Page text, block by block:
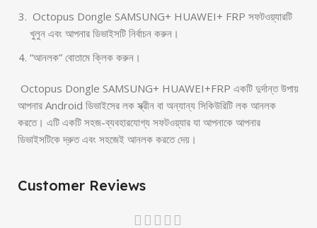
Octopus Dongle SAMSUNG+ HUAWEI+ FRP সফটওয়্যারটি
খুলুন এবং আপনার ডিভাইসটি নির্বাচন করুন।
“আনলক” বোতামে ক্লিক করুন।
Octopus Dongle SAMSUNG+ HUAWEI+FRP একটি দুর্দান্ত উপায়
আপনার Android ডিভাইসের লক স্ক্রীন বা অন্যান্য সিকিউরিটি লক আনলক
করতে। এটি একটি সহজ-ব্যবহারযোগ্য সফটওয়্যার যা আপনাকে আপনার
ডিভাইসটিকে দ্রুত এবং সহজেই আনলক করতে দেয়।
Customer Reviews